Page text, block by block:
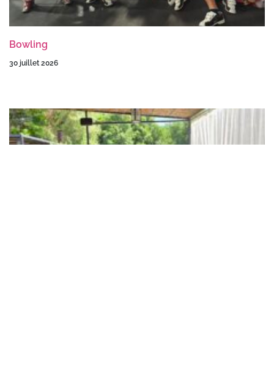
Bowling
30 juillet 2026